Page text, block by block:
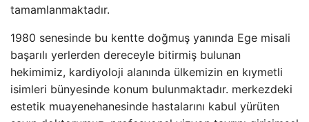
tamamlanmaktadır.
1980 senesinde bu kentte doğmuş yanında Ege misali
başarılı yerlerden dereceyle bitirmiş bulunan
hekimimiz, kardiyoloji alanında ülkemizin en kıymetli
isimleri bünyesinde konum bulunmaktadır. merkezdeki
estetik muayenehanesinde hastalarını kabul yürüten